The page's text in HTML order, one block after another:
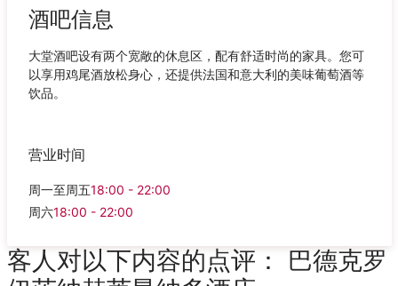
酒吧信息
大堂酒吧设有两个宽敞的休息区，配有舒适时尚的家具。您可
以享用鸡尾酒放松身心，还提供法国和意大利的美味葡萄酒等
饮品。
营业时间
周一至周五18:00 - 22:00
周六18:00 - 22:00
客人对以下内容的点评： 巴德克罗